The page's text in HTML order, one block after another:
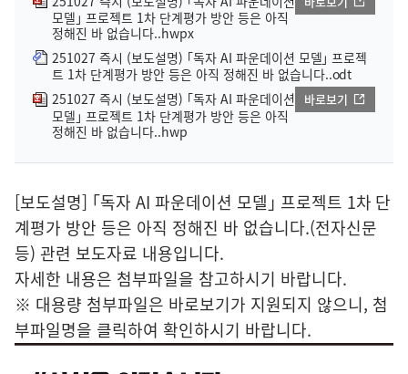
모델｣ 프로젝트 1차 단계평가 방안 등은 아직
정해진 바 없습니다..hwpx
251027 즉시 (보도설명) ｢독자 AI 파운데이션 모델｣ 프로젝
트 1차 단계평가 방안 등은 아직 정해진 바 없습니다..odt
251027 즉시 (보도설명) ｢독자 AI 파운데이션
모델｣ 프로젝트 1차 단계평가 방안 등은 아직
정해진 바 없습니다..hwp
바로보기
[보도설명] ｢독자 AI 파운데이션 모델｣ 프로젝트 1차 단
계평가 방안 등은 아직 정해진 바 없습니다.(전자신문
등) 관련 보도자료 내용입니다.
자세한 내용은 첨부파일을 참고하시기 바랍니다.
※ 대용량 첨부파일은 바로보기가 지원되지 않으니, 첨
부파일명을 클릭하여 확인하시기 바랍니다.